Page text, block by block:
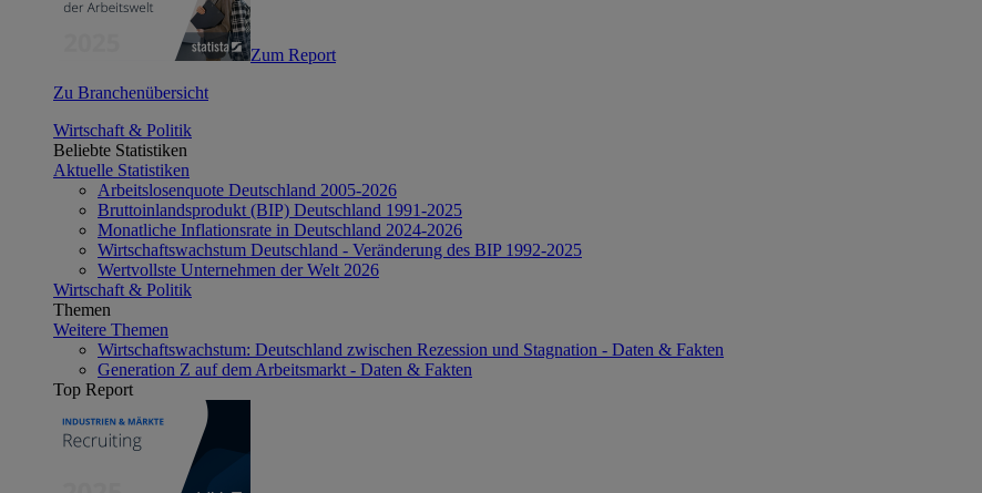
Zum Report
Zu Branchenübersicht
Wirtschaft & Politik
Beliebte Statistiken
Aktuelle Statistiken
Arbeitslosenquote Deutschland 2005-2026
Bruttoinlandsprodukt (BIP) Deutschland 1991-2025
Monatliche Inflationsrate in Deutschland 2024-2026
Wirtschaftswachstum Deutschland - Veränderung des BIP 1992-2025
Wertvollste Unternehmen der Welt 2026
Wirtschaft & Politik
Themen
Weitere Themen
Wirtschaftswachstum: Deutschland zwischen Rezession und Stagnation - Daten & Fakten
Generation Z auf dem Arbeitsmarkt - Daten & Fakten
Top Report